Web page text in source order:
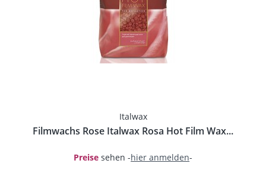
Italwax
Filmwachs Rose Italwax Rosa Hot Film Wax...
Preise sehen -hier anmelden-